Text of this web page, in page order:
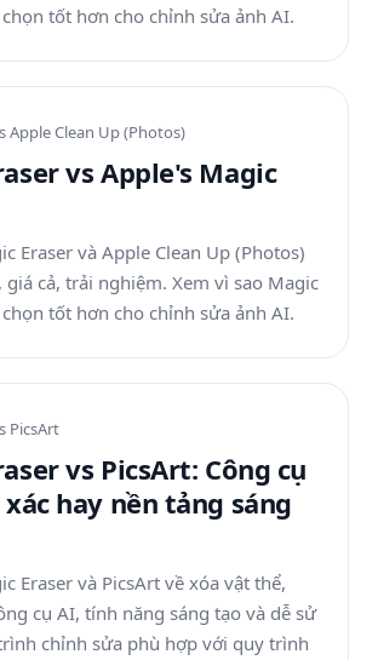
tốt hơn cho chỉnh sửa ảnh AI.
Apple Clean Up (Photos)
vs Apple's Magic
Eraser và Apple Clean Up (Photos)
cả, trải nghiệm. Xem vì sao Magic
tốt hơn cho chỉnh sửa ảnh AI.
PicsArt
vs PicsArt: Công cụ
hay nền tảng sáng
Eraser và PicsArt về xóa vật thể,
cụ AI, tính năng sáng tạo và dễ sử
chỉnh sửa phù hợp với quy trình